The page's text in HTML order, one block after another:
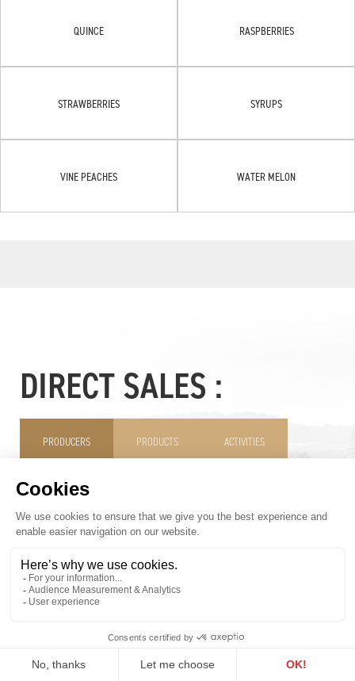
QUINCE RASPBERRIES
STRAWBERRIES SYRUPS
VINE PEACHES WATER MELON
DIRECT SALES :
PRODUCERS PRODUCTS ACTIVITIES
TOWNS
GRTA PRODUCTS (GENÈVE RÉGION TERRE AVENIR)